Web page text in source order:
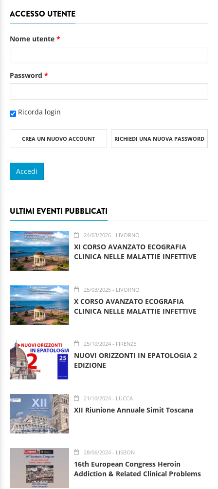
ACCESSO UTENTE
Nome utente *
Password *
Ricorda login
CREA UN NUOVO ACCOUNT RICHIEDI UNA NUOVA PASSWORD
ULTIMI EVENTI PUBBLICATI
24/03/2026 - LIVORNO
XI CORSO AVANZATO ECOGRAFIA
CLINICA NELLE MALATTIE INFETTIVE
25/03/2025 - LIVORNO
X CORSO AVANZATO ECOGRAFIA
CLINICA NELLE MALATTIE INFETTIVE
25/10/2024 - FIRENZE
NUOVI ORIZZONTI IN EPATOLOGIA 2
EDIZIONE
21/10/2024 - LUCCA
XII Riunione Annuale Simit Toscana
28/06/2024 - LISBON
16th European Congress Heroin
Addiction & Related Clinical Problems